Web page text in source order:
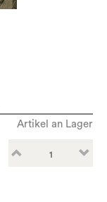
Artikel an Lager